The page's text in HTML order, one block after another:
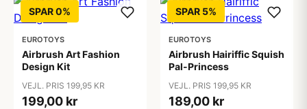
SPAR 0%
EUROTOYS
Airbrush Art Fashion
Design Kit
VEJL. PRIS 199,95 KR
199,00 kr
SPAR 5%
EUROTOYS
Airbrush Hairiffic Squish
Pal-Princess
VEJL. PRIS 199,95 KR
189,00 kr